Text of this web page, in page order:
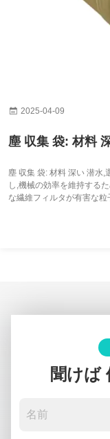
2025-04-09
塵 収集 袋: 材料
塵 収集 袋: 材料 深い 潜水,
し,機械の効率を維持する
な繊維フィルタが有害な
査しますPTFE膜
聞けば